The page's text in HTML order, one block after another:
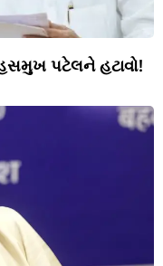
પટેલને હટાવો!